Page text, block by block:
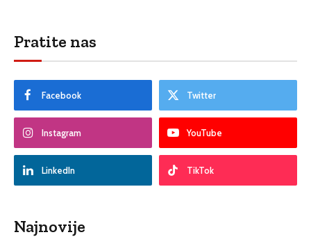
Pratite nas
Facebook Twitter
Instagram YouTube
LinkedIn TikTok
Najnovije